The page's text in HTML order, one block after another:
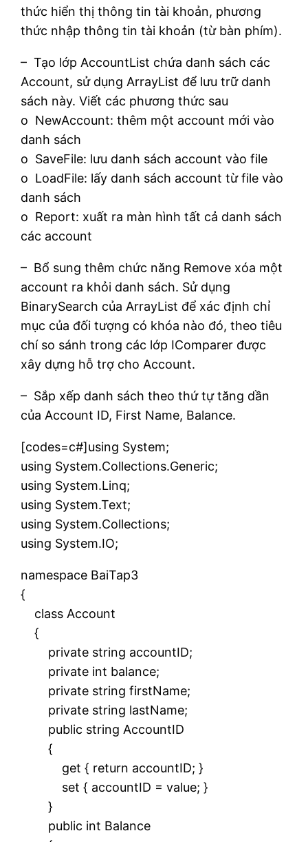
thức hiển thị thông tin tài khoản, phương
thức nhập thông tin tài khoản (từ bàn phím).
– Tạo lớp AccountList chứa danh sách các
Account, sử dụng ArrayList để lưu trữ danh
sách này. Viết các phương thức sau
o NewAccount: thêm một account mới vào
danh sách
o SaveFile: lưu danh sách account vào file
o LoadFile: lấy danh sách account từ file vào
danh sách
o Report: xuất ra màn hình tất cả danh sách
các account
– Bổ sung thêm chức năng Remove xóa một
account ra khỏi danh sách. Sử dụng
BinarySearch của ArrayList để xác định chỉ
mục của đối tượng có khóa nào đó, theo tiêu
chí so sánh trong các lớp IComparer được
xây dựng hỗ trợ cho Account.
– Sắp xếp danh sách theo thứ tự tăng dần
của Account ID, First Name, Balance.
[codes=c#]using System;
using System.Collections.Generic;
using System.Linq;
using System.Text;
using System.Collections;
using System.IO;
namespace BaiTap3
{
class Account
{
private string accountID;
private int balance;
private string firstName;
private string lastName;
public string AccountID
{
get { return accountID; }
set { accountID = value; }
}
public int Balance